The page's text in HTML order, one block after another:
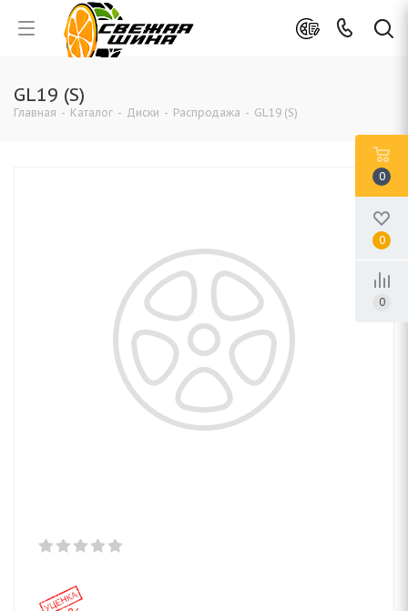
GL19 (S)
Главная - Каталог - Диски - Распродажа - GL19 (S)
0
0
0